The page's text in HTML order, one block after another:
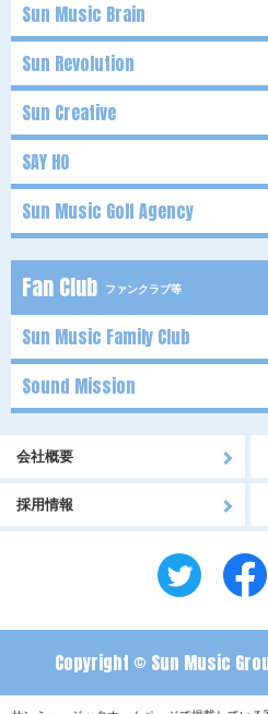
Sun Music Brain
Sun Revolution
Sun Creative
SAY HO
Sun Music Golf Agency
Fan Club ファンクラブ等
Sun Music Family Club
Sound Mission
会社概要
採用情報
Copyright © Sun Music